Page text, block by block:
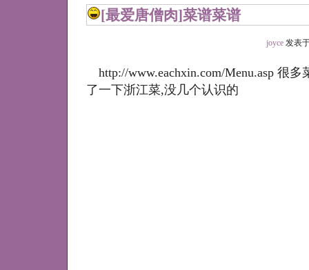
[最爱唐僧肉]菜谱菜谱
joyce 发表
http://www.eachxin.com/Menu.asp 很多
了一下浙江菜,没几个认识的